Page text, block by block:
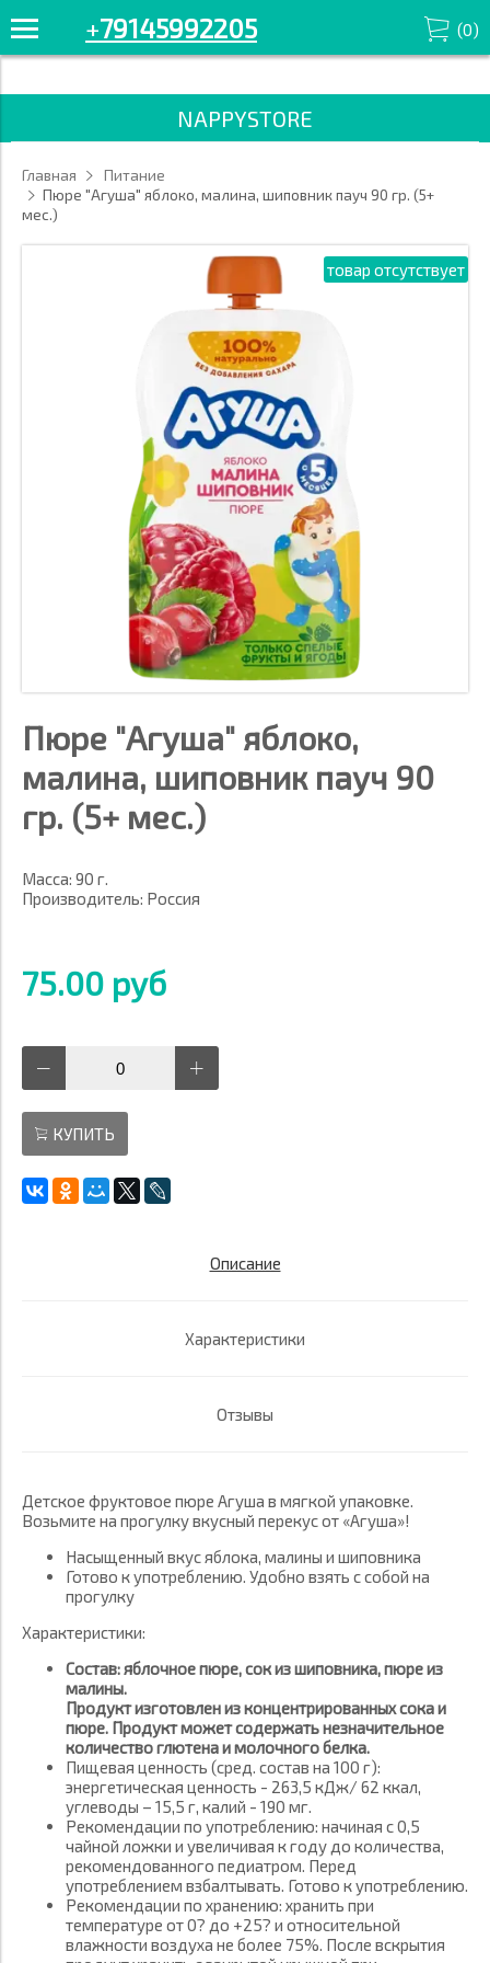
продуктами» '/>
+79145992205 (0)
NAPPYSTORE
Главная
Питание
Пюре "Агуша" яблоко, малина, шиповник пауч 90 гр. (5+
мес.)
товар отсутствует
Пюре "Агуша" яблоко,
малина, шиповник пауч 90
гр. (5+ мес.)
Масса: 90 г.
Производитель: Россия
75.00 руб
КУПИТЬ
Описание
Характеристики
Отзывы
Детское фруктовое пюре Агуша в мягкой упаковке.
Возьмите на прогулку вкусный перекус от «Агуша»!
Насыщенный вкус яблока, малины и шиповника
Готово к употреблению. Удобно взять с собой на
прогулку
Характеристики:
Состав: яблочное пюре, сок из шиповника, пюре из
малины.
Продукт изготовлен из концентрированных сока и
пюре. Продукт может содержать незначительное
количество глютена и молочного белка.
Пищевая ценность (сред. состав на 100 г):
энергетическая ценность - 263,5 кДж/ 62 ккал,
углеводы – 15,5 г, калий - 190 мг.
Рекомендации по употреблению: начиная с 0,5
чайной ложки и увеличивая к году до количества,
рекомендованного педиатром. Перед
употреблением взбалтывать. Готово к употреблению.
Рекомендации по хранению: хранить при
температуре от 0? до +25? и относительной
влажности воздуха не более 75%. После вскрытия